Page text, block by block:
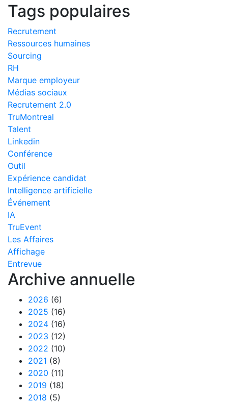
Tags populaires
Recrutement
Ressources humaines
Sourcing
RH
Marque employeur
Médias sociaux
Recrutement 2.0
TruMontreal
Talent
Linkedin
Conférence
Outil
Expérience candidat
Intelligence artificielle
Événement
IA
TruEvent
Les Affaires
Affichage
Entrevue
Archive annuelle
2026 (6)
2025 (16)
2024 (16)
2023 (12)
2022 (10)
2021 (8)
2020 (11)
2019 (18)
2018 (5)